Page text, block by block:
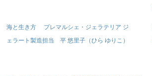
海と生き方 プレマルシェ・ジェラテリア ジ
ェラート製造担当 平 悠里子（ひら ゆりこ）